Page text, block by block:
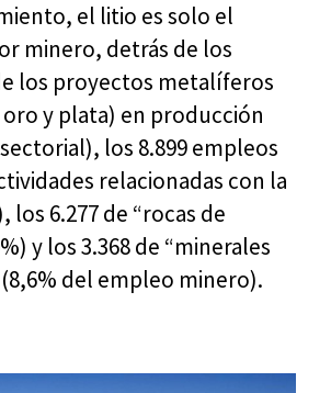
el litio es solo el
minero, detrás de los
los proyectos metalíferos
y plata) en producción
los 8.899 empleos
relacionadas con la
los 6.277 de “rocas de
y los 3.368 de “minerales
del empleo minero).